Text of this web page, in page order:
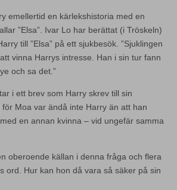
emellertid en kärlekshistoria med en
”Elsa”. Ivar Lo har berättat (i Tröskeln)
till ”Elsa” på ett sjukbesök. ”Sjuklingen
vinna Harrys intresse. Han i sin tur fann
och sa det.”
i ett brev som Harry skrev till sin
Moa var ändå inte Harry än att han
en annan kvinna – vid ungefär samma
oberoende källan i denna fråga och flera
ord. Hur kan hon då vara så säker på sin